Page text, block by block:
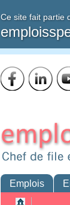
Ce site fait partie
Emplois